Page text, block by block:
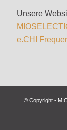
Unsere
e.CHI
© Copyright -